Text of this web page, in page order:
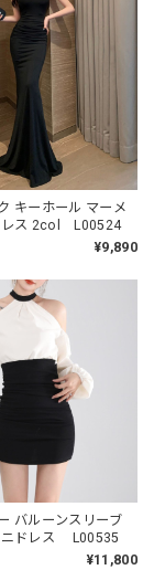
キーホール マーメ
レス 2col L00524
¥9,890
バルーンスリーブ
ニドレス L00535
¥11,800